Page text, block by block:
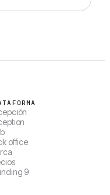
office
9